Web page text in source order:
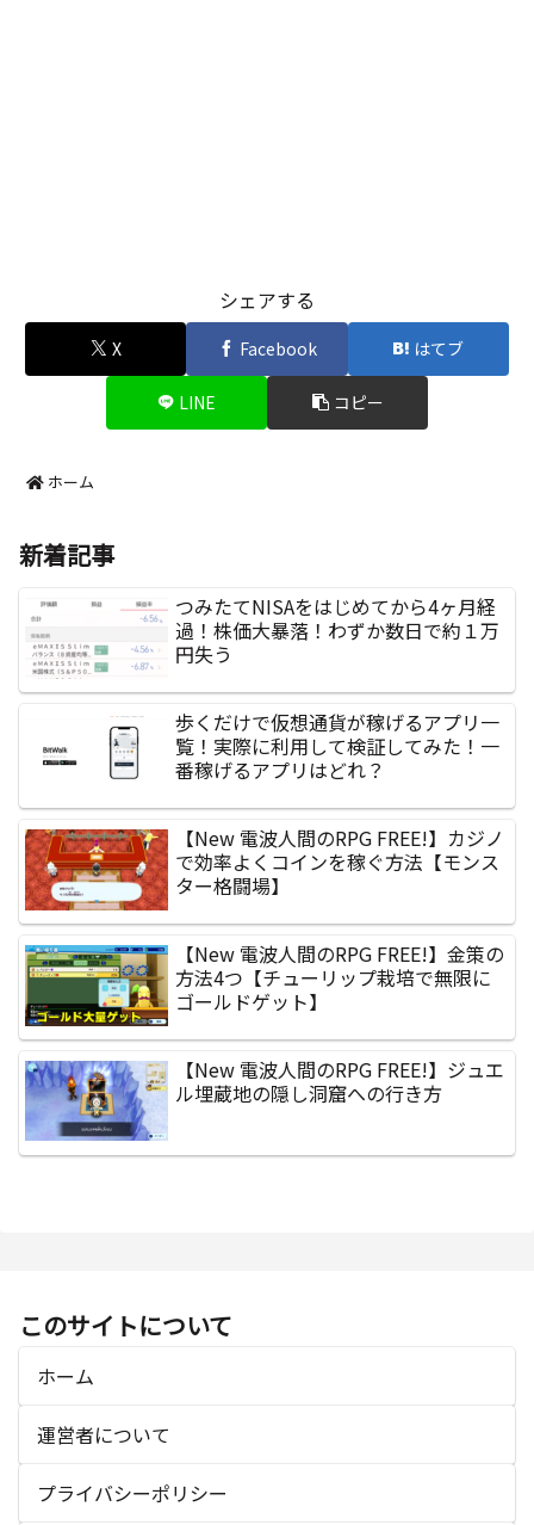
シェアする
X Facebook はてブ
LINE コピー
ホーム
新着記事
つみたてNISAをはじめてから4ヶ月経
過！株価大暴落！わずか数日で約１万
円失う
歩くだけで仮想通貨が稼げるアプリ一
覧！実際に利用して検証してみた！一
番稼げるアプリはどれ？
【New 電波人間のRPG FREE!】カジノ
で効率よくコインを稼ぐ方法【モンス
ター格闘場】
【New 電波人間のRPG FREE!】金策の
方法4つ【チューリップ栽培で無限に
ゴールドゲット】
【New 電波人間のRPG FREE!】ジュエ
ル埋蔵地の隠し洞窟への行き方
このサイトについて
ホーム
運営者について
プライバシーポリシー